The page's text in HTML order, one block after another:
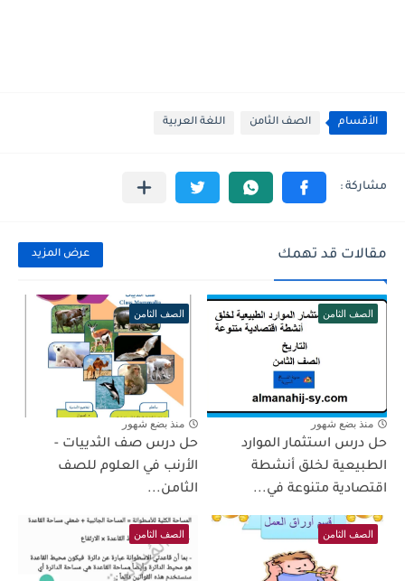
الأقسام الصف الثامن اللغة العربية
مقالات قد تهمك عرض المزيد
الصف الثامن
منذ بضع شهور
حل درس استثمار الموارد
الطبيعية لخلق أنشطة
اقتصادية متنوعة في...
الصف الثامن
منذ بضع شهور
حل درس صف الثدييات -
الأرنب في العلوم للصف
الثامن...
الصف الثامن الصف الثامن